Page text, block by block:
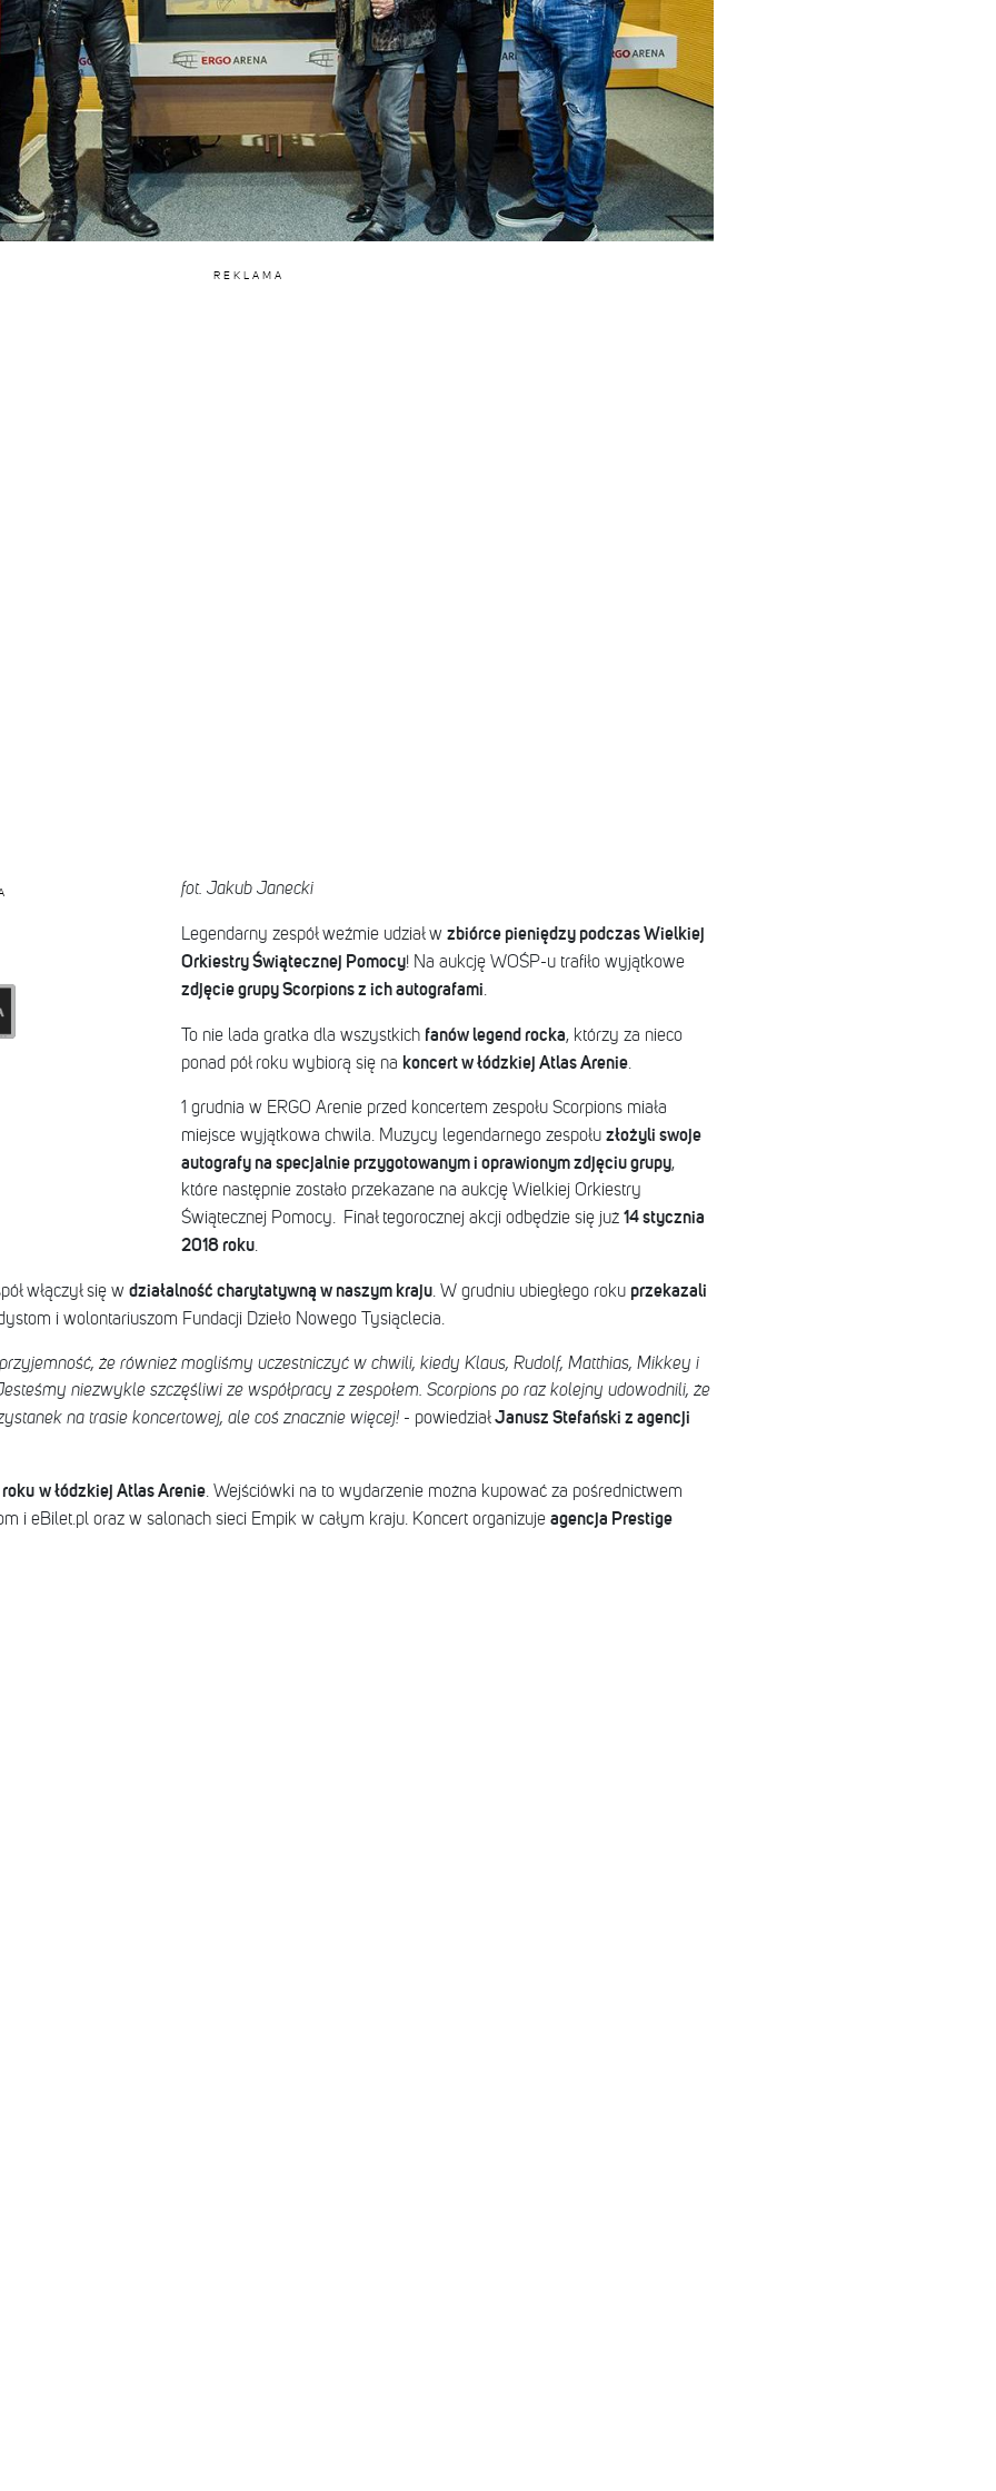
REKLAMA
fot. Jakub Janecki
Legendarny zespół weźmie udział w zbiórce pieniędzy podczas Wielkiej
Orkiestry Świątecznej Pomocy! Na aukcję WOŚP-u trafiło wyjątkowe
zdjęcie grupy Scorpions z ich autografami.
To nie lada gratka dla wszystkich fanów legend rocka, którzy za nieco
ponad pół roku wybiorą się na koncert w łódzkiej Atlas Arenie.
1 grudnia w ERGO Arenie przed koncertem zespołu Scorpions miała
miejsce wyjątkowa chwila. Muzycy legendarnego zespołu złożyli swoje
autografy na specjalnie przygotowanym i oprawionym zdjęciu grupy,
które następnie zostało przekazane na aukcję Wielkiej Orkiestry
Świątecznej Pomocy. Finał tegorocznej akcji odbędzie się już 14 stycznia
2018 roku.
włączył się w działalność charytatywną w naszym kraju. W grudniu ubiegłego roku przekazali
i wolontariuszom Fundacji Dzieło Nowego Tysiąclecia.
że również mogliśmy uczestniczyć w chwili, kiedy Klaus, Rudolf, Matthias, Mikkey i
niezwykle szczęśliwi ze współpracy z zespołem. Scorpions po raz kolejny udowodnili, że
na trasie koncertowej, ale coś znacznie więcej! - powiedziałJanusz Stefański z agencji
w łódzkiej Atlas Arenie. Wejściówki na to wydarzenie można kupować za pośrednictwem
i eBilet.pl oraz w salonach sieci Empik w całym kraju. Koncert organizuje agencja Prestige